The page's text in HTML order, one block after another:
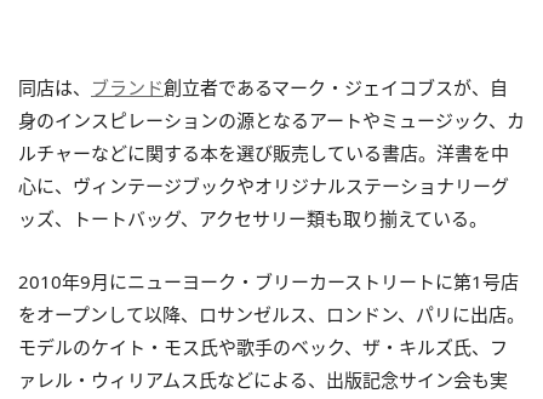
同店は、 ブランド創立者であるマーク・ジェイコブスが、自
身のインスピレーションの源となるアートやミュージック、カ
ルチャーなどに関する本を選び販売している書店。洋書を中
心に、ヴィンテージブックやオリジナルステーショナリーグ
ッズ、トートバッグ、アクセサリー類も取り揃えている。
2010年9月にニューヨーク・ブリーカーストリートに第1号店
をオープンして以降、ロサンゼルス、ロンドン、パリに出店。
モデルのケイト・モス氏や歌手のベック、ザ・キルズ氏、フ
ァレル・ウィリアムス氏などによる、出版記念サイン会も実